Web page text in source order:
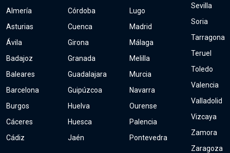
Almería
Asturias
Ávila
Badajoz
Baleares
Barcelona
Burgos
Cáceres
Cádiz
Córdoba
Cuenca
Girona
Granada
Guadalajara
Guipúzcoa
Huelva
Huesca
Jaén
Lugo
Madrid
Málaga
Melilla
Murcia
Navarra
Ourense
Palencia
Pontevedra
Sevilla
Soria
Tarragona
Teruel
Toledo
Valencia
Valladolid
Vizcaya
Zamora
Zaragoza